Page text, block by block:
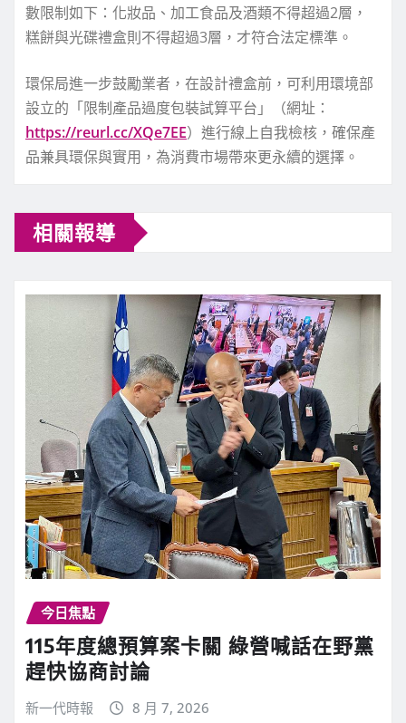
數限制如下：化妝品、加工食品及酒類不得超過2層，
糕餅與光碟禮盒則不得超過3層，才符合法定標準。
環保局進一步鼓勵業者，在設計禮盒前，可利用環境部
設立的「限制產品過度包裝試算平台」（網址：
https://reurl.cc/XQe7EE）進行線上自我檢核，確保產
品兼具環保與實用，為消費市場帶來更永續的選擇。
相關報導
今日焦點
115年度總預算案卡關 綠營喊話在野黨
趕快協商討論
新一代時報 8 月 7, 2026